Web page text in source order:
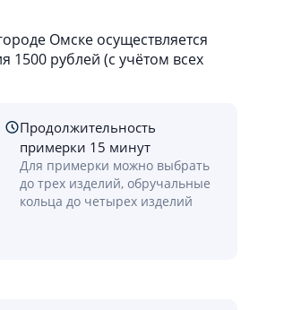
Омске осуществляется
1500 рублей (с учётом всех
Продолжительность
примерки 15 минут
Для примерки можно выбрать
до трех изделий, обручальные
кольца до четырех изделий